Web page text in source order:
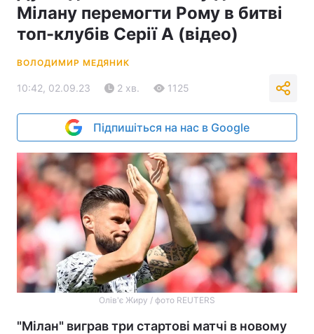
Мілану перемогти Рому в битві
топ-клубів Серії А (відео)
ВОЛОДИМИР МЕДЯНИК
10:42, 02.09.23 2 хв. 1125
Підпишіться на нас в Google
Олів'є Жиру / фото REUTERS
"Мілан" виграв три стартові матчі в новому